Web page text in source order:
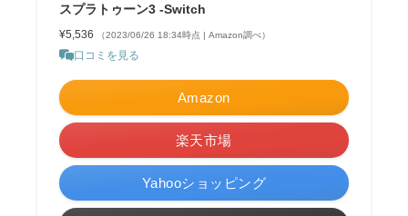
スプラトゥーン3 -Switch
¥5,536 （2023/06/26 18:34時点 | Amazon調べ）
口コミを見る
Amazon
楽天市場
Yahooショッピング